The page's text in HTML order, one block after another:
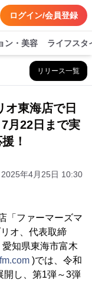
ログイン/会員登録
ン・美容 ライフスタ
リリース一覧
東海店で日
月22日まで実
！
2025年4月25日 10:30
「ファーマーズマ
オ、代表取締
知県東海市富木
)では、令和
開し、第1弾～3弾